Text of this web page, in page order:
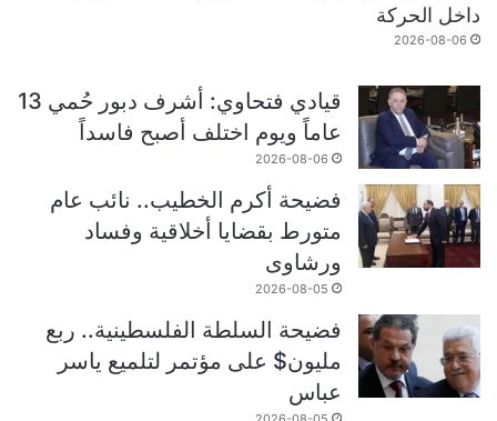
داخل الحركة
2026-08-06
قيادي فتحاوي: أشرف دبور حُمي 13
عاماً ويوم اختلف أصبح فاسداً
2026-08-06
فضيحة أكرم الخطيب.. نائب عام
متورط بقضايا أخلاقية وفساد
ورشاوى
2026-08-05
فضيحة السلطة الفلسطينية.. ربع
مليون$ على مؤتمر لتلميع ياسر
عباس